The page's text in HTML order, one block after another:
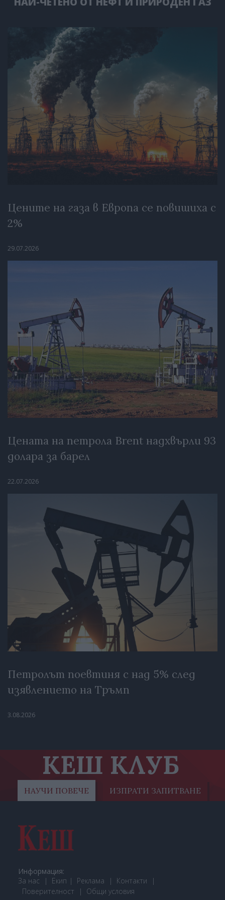
Цените на газа в Европа се повишиха с
2%
29.07.2026
Цената на петрола Brent надхвърли 93
долара за барел
22.07.2026
Петролът поевтиня с над 5% след
изявлението на Тръмп
3.08.2026
КЕШ КЛУБ
НАУЧИ ПОВЕЧЕ ИЗПРАТИ ЗАПИТВАНЕ
Информация:
За нас
Екип Реклама
Контакти
Поверителност
Общи условия